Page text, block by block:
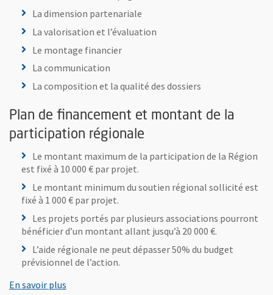
La dimension partenariale
La valorisation et l’évaluation
Le montage financier
La communication
La composition et la qualité des dossiers
Plan de financement et montant de la
participation régionale
Le montant maximum de la participation de la Région
est fixé à 10 000 € par projet.
Le montant minimum du soutien régional sollicité est
fixé à 1 000 € par projet.
Les projets portés par plusieurs associations pourront
bénéficier d’un montant allant jusqu’à 20 000 €.
L’aide régionale ne peut dépasser 50% du budget
prévisionnel de l’action.
En savoir plus